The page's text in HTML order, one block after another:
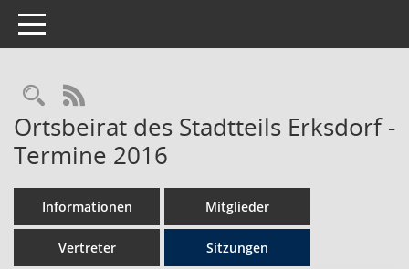
Toggle navigation
Rechercheauswahl
RSS-Feed
Ortsbeirat des Stadtteils Erksdorf -
Termine 2016
Informationen Mitglieder
Vertreter Sitzungen